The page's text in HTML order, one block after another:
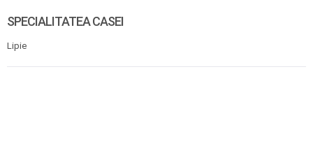
SPECIALITATEA CASEI
Lipie